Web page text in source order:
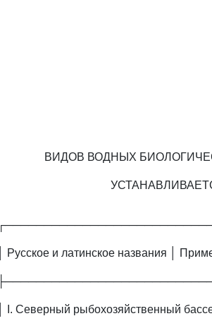
ВИДОВ ВОДНЫХ
│ Русское и латинское названия │
│ I. Северный рыбохозяйственный